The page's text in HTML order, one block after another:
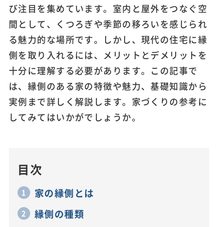
び注目を集めています。室内と屋外をつなぐ空
間として、くつろぎや季節の移ろいを感じられ
る魅力的な場所です。しかし、現代の住宅に縁
側を取り入れるには、メリットとデメリットを
十分に理解する必要があります。この記事で
は、縁側のある家の特徴や魅力、基礎知識から
実例まで詳しく解説します。家づくりの参考に
してみてはいかがでしょうか。
目次
家の縁側とは
縁側の種類